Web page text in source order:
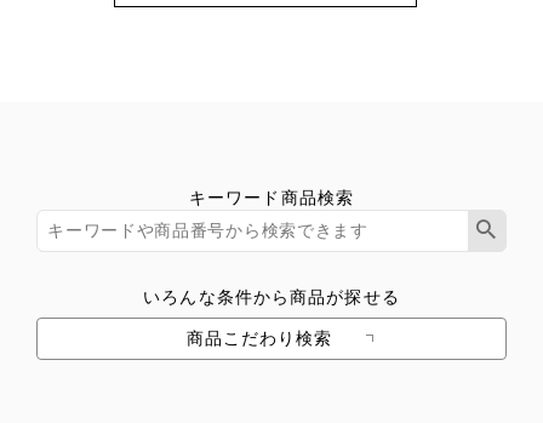
キーワード商品検索
いろんな条件から商品が探せる
商品こだわり検索